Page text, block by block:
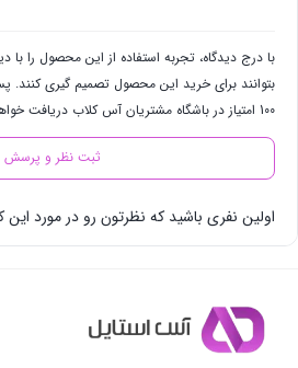
با درج دیدگاه، تجربه استفاده از این محصول را با
بتوانند برای خرید این محصول تصمیم گیری کنند.
100 امتیاز در باشگاه مشتریان آس کلاب دریافت خواهید کرد.
ثبت نظر و پرسش
اولین نفری باشید که نظرتون رو در مورد این